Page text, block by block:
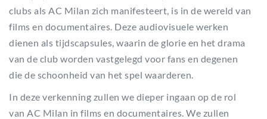
clubs als AC Milan zich manifesteert, is in de wereld van
films en documentaires. Deze audiovisuele werken
dienen als tijdscapsules, waarin de glorie en het drama
van de club worden vastgelegd voor fans en degenen
die de schoonheid van het spel waarderen.
In deze verkenning zullen we dieper ingaan op de rol
van AC Milan in films en documentaires. We zullen